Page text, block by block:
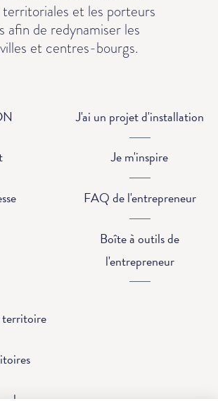
et les porteurs
afin de redynamiser les
et centres-bourgs.
J'ai un projet d'installation
Je m'inspire
FAQ de l'entrepreneur
Boîte à outils de
l'entrepreneur
territoire